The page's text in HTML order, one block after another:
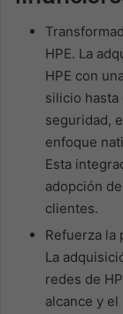
HPE. La
HPE con
silicio
seguridad,
enfoque
Esta
adopción
clientes.
Refuerza la
La
redes de
alcance y